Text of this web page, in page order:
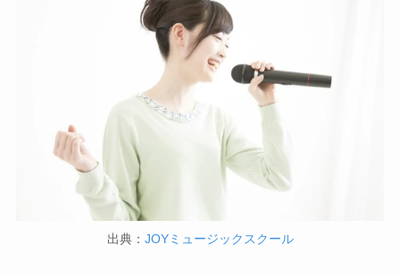
出典： JOYミュージックスクール